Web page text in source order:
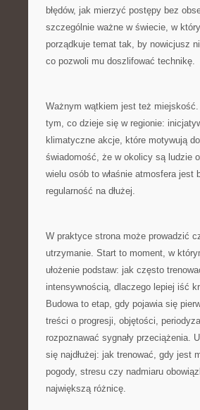
błędów, jak mierzyć postępy bez
szczególnie ważne w świecie, w
porządkuje temat tak, by nowicjusz
co pozwoli mu doszlifować technikę.
Ważnym wątkiem jest też
tym, co dzieje się w regionie:
klimatyczne akcje, które motywują
świadomość, że w okolicy są ludzie
wielu osób to właśnie atmosfera
regularność na dłużej.
W praktyce strona może prowadzić
utrzymanie. Start to moment, w
ułożenie podstaw: jak często
intensywnością, dlaczego lepiej iść
Budowa to etap, gdy pojawia się
treści o progresji, objętości,
rozpoznawać sygnały przeciążenia.
się najdłużej: jak trenować, gdy jest
pogody, stresu czy nadmiaru
największą różnicę.